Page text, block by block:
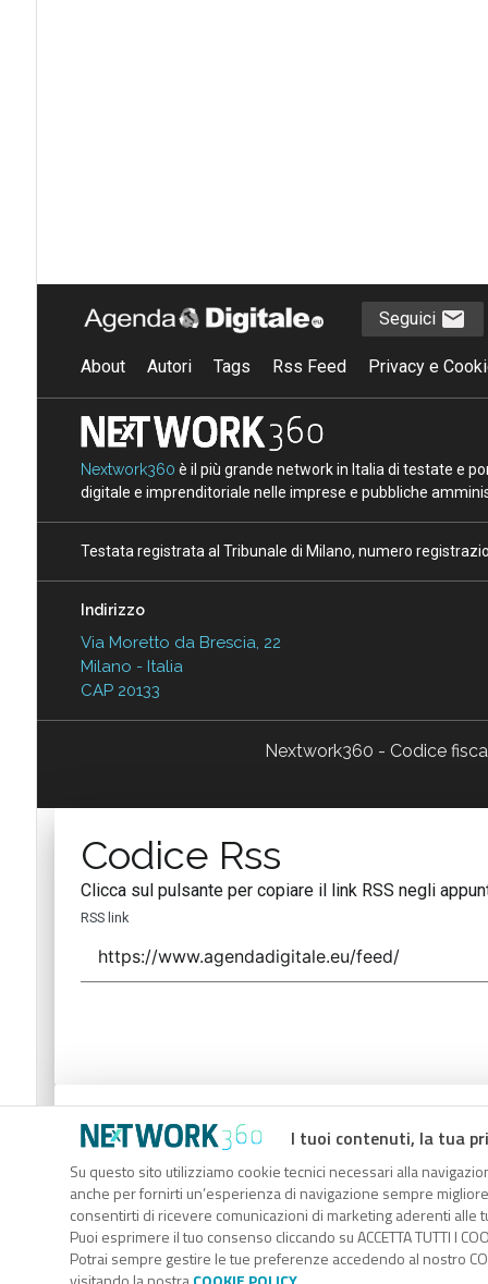
I tuoi contenuti, la tua
Su questo sito utilizziamo cookie tecnici necessari alla
anche per fornirti un’esperienza di navigazione sempre
consentirti di ricevere comunicazioni di marketing aderenti alle
Puoi esprimere il tuo consenso cliccando su ACCETTA TUTTI I
Potrai sempre gestire le tue preferenze accedendo al nostro
Seguici
About Autori Tags Rss Feed Privacy e
Nextwork360 è il più grande network in Italia di testate e
digitale e imprenditoriale nelle imprese e pubbliche
Testata registrata al Tribunale di Milano, numero
Indirizzo
Via Moretto da Brescia, 22
Milano - Italia
CAP 20133
Nextwork360 - Codice
Codice Rss
Clicca sul pulsante per copiare il link RSS negli
RSS link
Codice Rss
Clicca sul pulsante per copiare il link RSS negli
RSS link